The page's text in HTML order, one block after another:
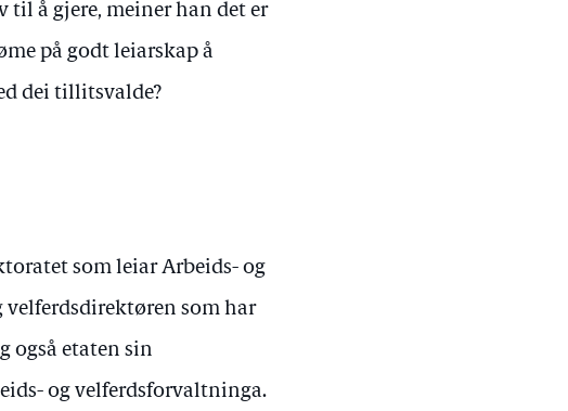
til å gjere, meiner han det er
på godt leiarskap å
dei tillitsvalde?
som leiar Arbeids- og
velferdsdirektøren som har
også etaten sin
og velferdsforvaltninga.